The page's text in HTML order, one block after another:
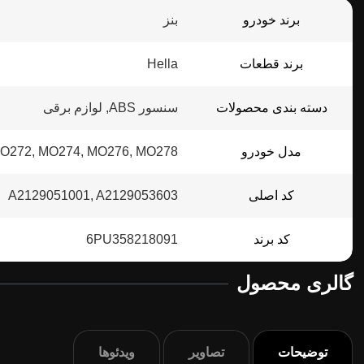
برند خودرو بنز
برند قطعات Hella
دسته بندی محصولات سنسور ABS, لوازم برقی
مدل خودرو MO274, MO276, MO278
کد اصلی A2129051001, A2129053603
کد برند 6PU358218091
گالری محصول
توضیحات تصاویر ویدئوها